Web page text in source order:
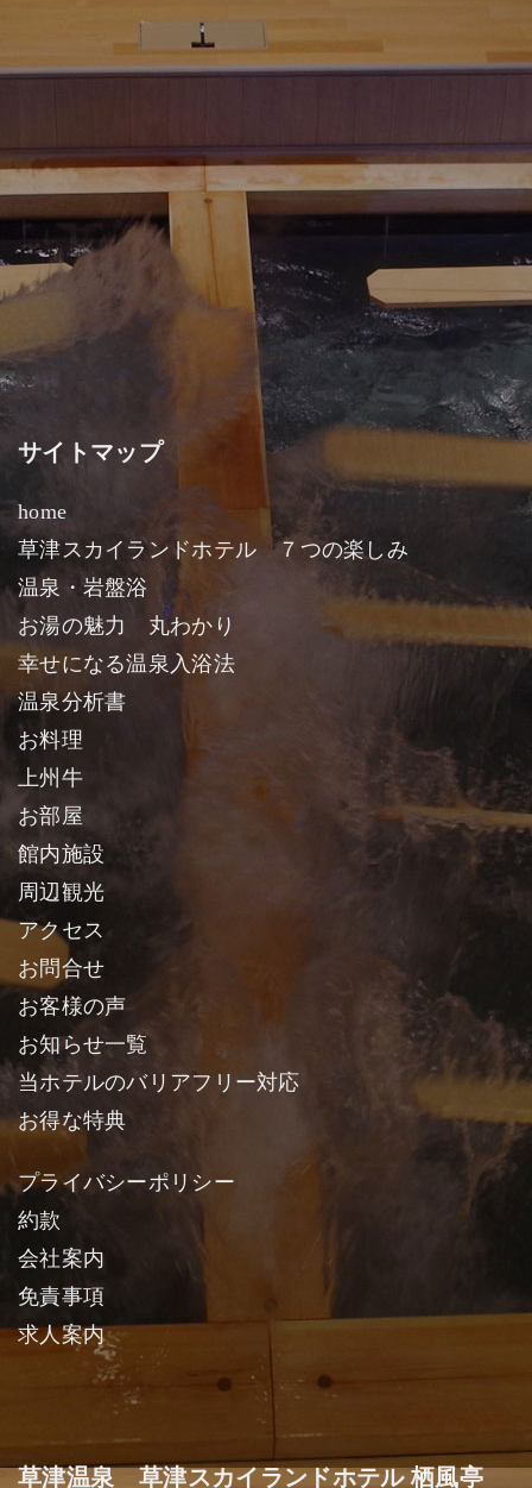
サイトマップ
home
草津スカイランドホテル ７つの楽しみ
温泉・岩盤浴
お湯の魅力 丸わかり
幸せになる温泉入浴法
温泉分析書
お料理
上州牛
お部屋
館内施設
周辺観光
アクセス
お問合せ
お客様の声
お知らせ一覧
当ホテルのバリアフリー対応
お得な特典
プライバシーポリシー
約款
会社案内
免責事項
求人案内
草津温泉 草津スカイランドホテル 栖風亭